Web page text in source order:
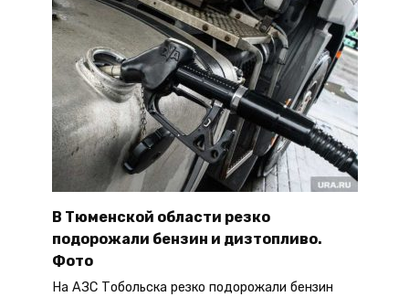
В Тюменской области резко
подорожали бензин и дизтопливо.
Фото
На АЗС Тобольска резко подорожали бензин